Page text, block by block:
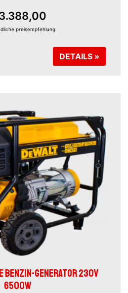
preisempfehlung
DETAILS »
BENZIN-GENERATOR 230V
6500W